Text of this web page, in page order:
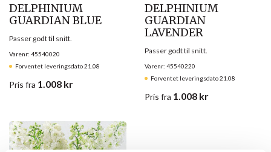
DELPHINIUM
GUARDIAN BLUE
Varenr: 45540020
Forventet leveringsdato 21.08
Passer godt til snitt.
Pris fra 1.008 kr
DELPHINIUM
GUARDIAN
LAVENDER
Varenr: 45540220
Forventet leveringsdato 21.08
Passer godt til snitt.
Pris fra 1.008 kr